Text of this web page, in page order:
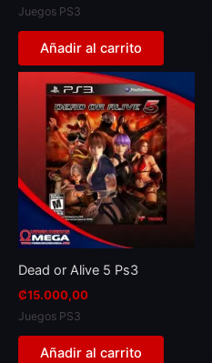
Juegos PS3
Añadir al carrito
Dead or Alive 5 Ps3
₡15.000,00
Juegos PS3
Añadir al carrito